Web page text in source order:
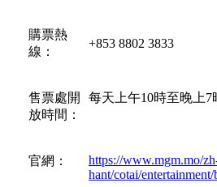
購票熱
線：
+853 8802 3833
售票處開
放時間：
每天上午10時至晚上7
官網：
https://www.mgm.mo/
hant/cotai/entertainment/